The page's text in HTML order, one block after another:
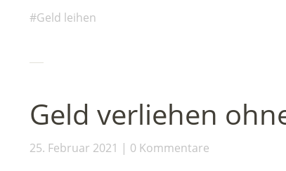
Geld leihen
Geld verliehen
25. Februar 2021 0 Kommentare